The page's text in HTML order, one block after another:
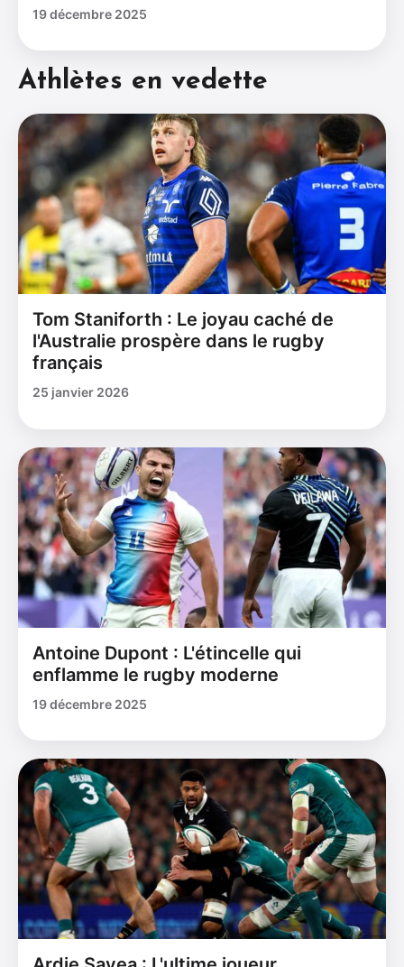
19 décembre 2025
Athlètes en vedette
Tom Staniforth : Le joyau caché de
l'Australie prospère dans le rugby
français
25 janvier 2026
Antoine Dupont : L'étincelle qui
enflamme le rugby moderne
19 décembre 2025